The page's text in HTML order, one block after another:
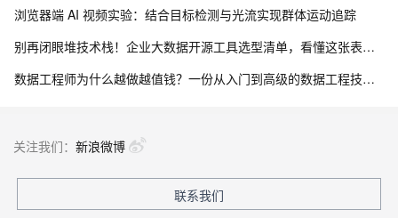
浏览器端 AI 视频实验：结合目标检测与光流实现群体运动追踪
别再闭眼堆技术栈！企业大数据开源工具选型清单，看懂这张表少走3年弯路
数据工程师为什么越做越值钱？一份从入门到高级的数据工程技能树、项目实战与简历升级指南
关注我们： 新浪微博
联系我们